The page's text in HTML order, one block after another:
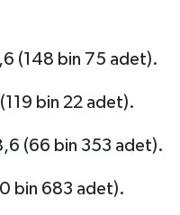
(148 bin 75 adet).
bin 22 adet).
(66 bin 353 adet).
bin 683 adet).